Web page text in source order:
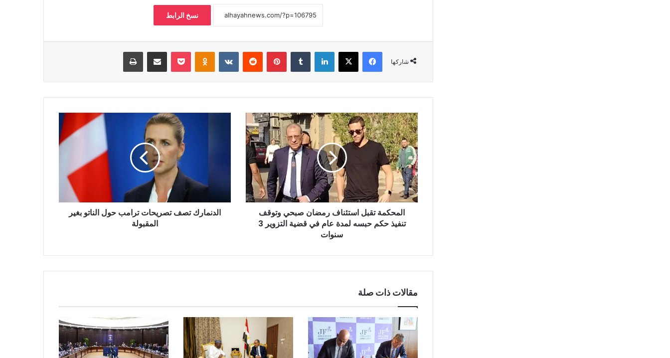
نسخ الرابط
شاركها
فيسبوك X لينكدإن بينتيريست Odnoklassniki
بوكيت مشاركة عبر البريد طباعة
المحكمة تقبل استئناف رمضان صبحي وتوقف
تنفيذ حكم حبسه لمدة عام في قضية التزوير 3
سنوات
الدنمارك تصف تصريحات ترامب حول الناتو بغير
المقبولة
مقالات ذات صلة